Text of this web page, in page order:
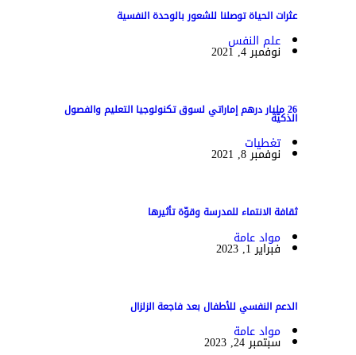
عثرات الحياة توصلنا للشعور بالوحدة النفسية
علم النفس
نوفمبر 4, 2021
26 مليار درهم إماراتي لسوق تكنولوجيا التعليم والفصول
الذكيّة
تغطيات
نوفمبر 8, 2021
ثقافة الانتماء للمدرسة وقوّة تأثيرها
مواد عامة
فبراير 1, 2023
الدعم النفسي للأطفال بعد فاجعة الزلزال
مواد عامة
سبتمبر 24, 2023